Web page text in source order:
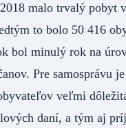
malo trvalý pobyt
to bolo 50 416
bol minulý rok na
Pre samosprávu
veľmi
daní, a tým aj